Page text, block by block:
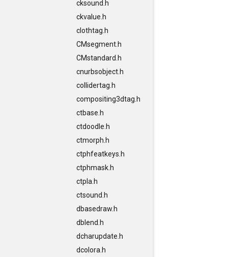
cksound.h
ckvalue.h
clothtag.h
CMsegment.h
CMstandard.h
cnurbsobject.h
collidertag.h
compositing3dtag.h
ctbase.h
ctdoodle.h
ctmorph.h
ctphfeatkeys.h
ctphmask.h
ctpla.h
ctsound.h
dbasedraw.h
dblend.h
dcharupdate.h
dcolora.h